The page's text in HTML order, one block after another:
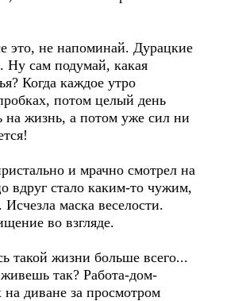
это, не напоминай. Дурацкие
Ну сам подумай, какая
Когда каждое утро
потом целый день
на жизнь, а потом уже сил ни
и мрачно смотрел на
вдруг стало каким-то чужим,
маска веселости.
во взгляде.
такой жизни больше всего...
так? Работа-дом-
диване за просмотром